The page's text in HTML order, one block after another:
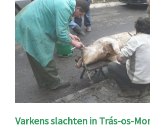
Varkens slachten in Trás-os-